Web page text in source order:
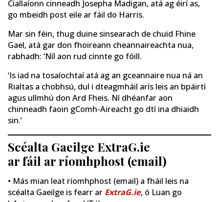
Ciallaíonn cinneadh Josepha Madigan, atá ag éirí as,
go mbeidh post eile ar fáil do Harris.
Mar sin féin, thug duine sinsearach de chuid Fhine
Gael, atá gar don fhoireann cheannaireachta nua,
rabhadh: ‘Níl aon rud cinnte go fóill.
‘Is iad na tosaíochtaí atá ag an gceannaire nua ná an
Rialtas a chobhsú, dul i dteagmháil arís leis an bpáirtí
agus ullmhú don Ard Fheis. Ní dhéanfar aon
chinneadh faoin gComh-Aireacht go dtí ina dhiaidh
sin.’
Scéalta Gaeilge ExtraG.ie
ar fáil ar ríomhphost (email)
• Más mian leat ríomhphost (email) a fháil leis na
scéalta Gaeilge is fearr ar ExtraG.ie, ó Luan go